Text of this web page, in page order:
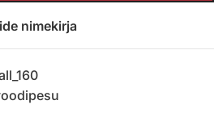
nimekirja